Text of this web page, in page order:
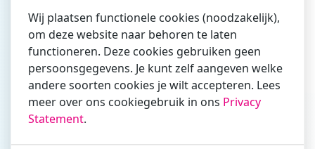
zakelijk/administratief correspondeert
Is de contactpersoon ook een cursist?
Ja
Nee
Wij plaatsen functionele cookies (noodzakelijk),
om deze website naar behoren te laten
functioneren. Deze cookies gebruiken geen
persoonsgegevens. Je kunt zelf aangeven welke
andere soorten cookies je wilt accepteren. Lees
meer over ons cookiegebruik in ons Privacy
Statement.